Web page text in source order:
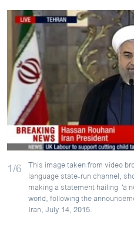
1/6 This image taken from video
language state-run channel,
making a statement hailing 'a
world, following the
Iran, July 14, 2015.